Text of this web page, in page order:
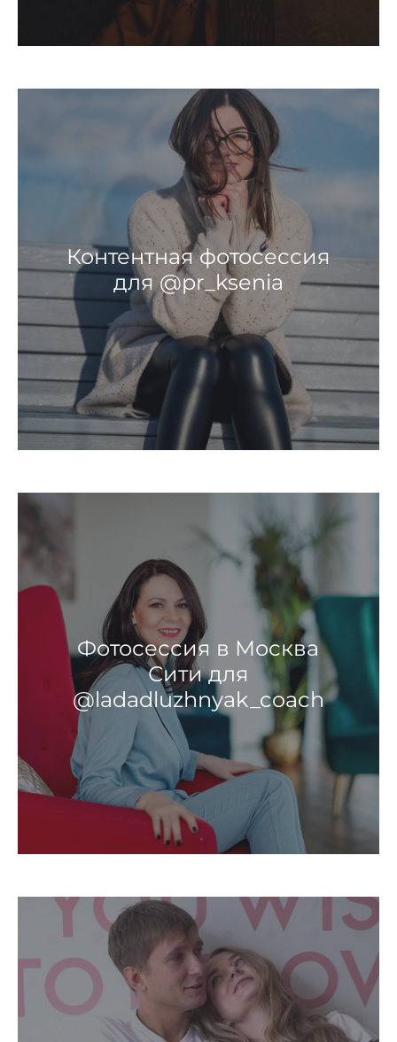
Контентная фотосессия
для @pr_ksenia
Фотосессия в Москва
Сити для
@ladadluzhnyak_coach